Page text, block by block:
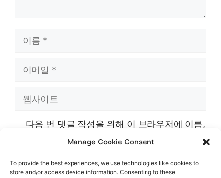
Manage Cookie Consent
To provide the best experiences, we use technologies like cookies to
store and/or access device information. Consenting to these
다음 번 댓글 작성을 위해 이 브라우저에 이름,
이메일, 그리고 웹사이트를 저장합니다.